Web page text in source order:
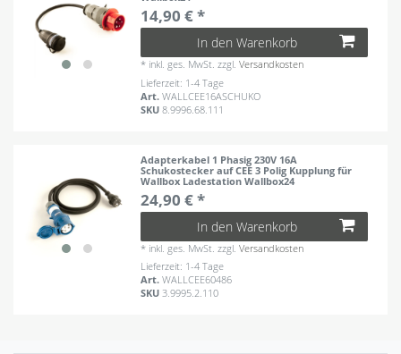
14,90 € *
In den Warenkorb
* inkl. ges. MwSt. zzgl.Versandkosten
Lieferzeit: 1-4 Tage
Art.WALLCEE16ASCHUKO
SKU8.9996.68.111
Adapterkabel 1 Phasig 230V 16A
Schukostecker auf CEE 3 Polig Kupplung für
Wallbox Ladestation Wallbox24
24,90 € *
In den Warenkorb
* inkl. ges. MwSt. zzgl.Versandkosten
Lieferzeit: 1-4 Tage
Art.WALLCEE60486
SKU3.9995.2.110